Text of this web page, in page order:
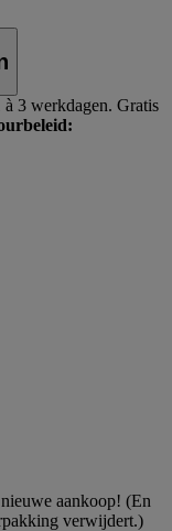
3 werkdagen. Gratis
aankoop! (En
verwijdert.)